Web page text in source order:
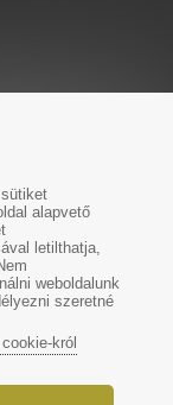
alapvető
letilthatja,
weboldalunk
szeretné
król